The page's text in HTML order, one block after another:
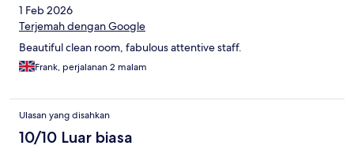
1 Feb 2026
Terjemah dengan Google
Beautiful clean room, fabulous attentive staff.
Frank, perjalanan 2 malam
Ulasan yang disahkan
10/10 Luar biasa